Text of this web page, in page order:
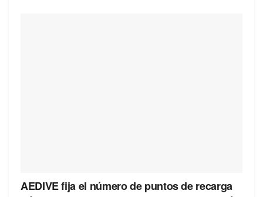
AEDIVE fija el número de puntos de recarga